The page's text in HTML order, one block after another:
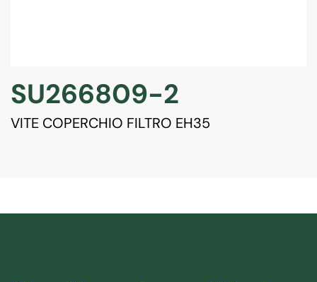
SU266809-2
VITE COPERCHIO FILTRO EH35